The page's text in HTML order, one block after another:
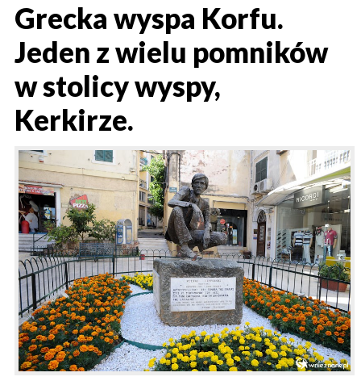
Grecka wyspa Korfu.
Jeden z wielu pomników
w stolicy wyspy,
Kerkirze.